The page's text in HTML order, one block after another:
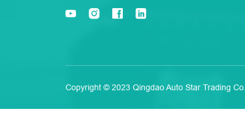
Copyright © 2023 Qingdao Auto Star Trading